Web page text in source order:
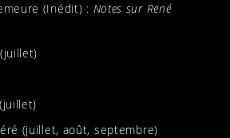
(Inédit) : Notes sur René
(juillet, août, septembre)